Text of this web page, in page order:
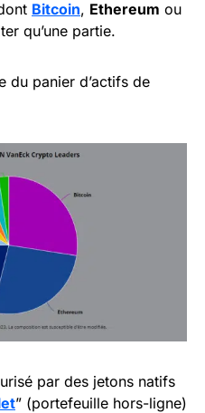
Bitcoin, Ethereum ou
qu’une partie.
du panier d’actifs de
par des jetons natifs
” (portefeuille hors-ligne)